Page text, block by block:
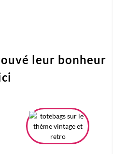
leur bonheur